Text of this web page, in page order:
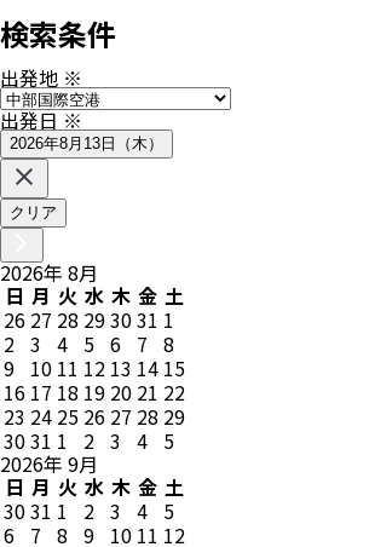
検索条件
出発地 ※
出発日※
2026年8月13日（木）
クリア
2026年 8月
日 月 火 水 木 金 土
26 27 28 293031 1
2 3 4 5 6 7 8
9 10 11 12 13 14 15
16 17 18 19 20 21 22
23 24 25 26 27 28 29
3031 1 2 3 4 5
2026年 9月
日 月 火 水 木 金 土
3031 1 2 3 4 5
6 7 8 9 10 11 12